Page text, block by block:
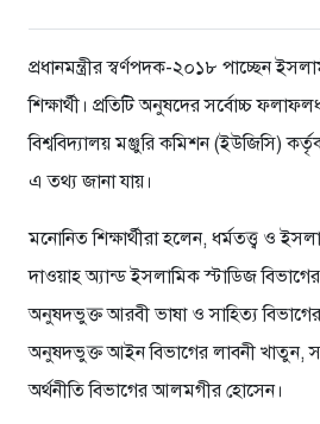
প্রধানমন্ত্রীর স্বর্ণপদক-২০১৮ পাচ্ছেন
শিক্ষার্থী। প্রতিটি অনুষদের সর্বোচ্চ
বিশ্ববিদ্যালয় মঞ্জুরি কমিশন (ইউজিসি)
এ তথ্য জানা যায়।
মনোনিত শিক্ষার্থীরা হলেন, ধর্মতত্ত্ব ও
দাওয়াহ অ্যান্ড ইসলামিক স্টাডিজ
অনুষদভুক্ত আরবী ভাষা ও সাহিত্য
অনুষদভুক্ত আইন বিভাগের লাবনী খাতুন,
অর্থনীতি বিভাগের আলমগীর হোসেন।